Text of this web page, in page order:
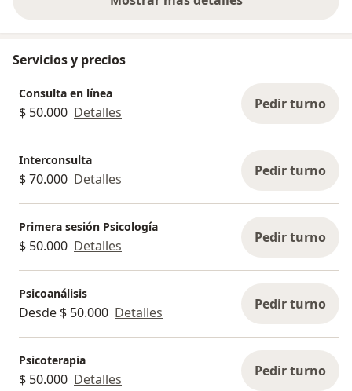
sobre la experiencia
Servicios y precios
Consulta en línea
$ 50.000 Detalles Pedir turno
Interconsulta
$ 70.000 Detalles Pedir turno
Primera sesión Psicología
$ 50.000 Detalles Pedir turno
Psicoanálisis
Desde $ 50.000 Detalles Pedir turno
Psicoterapia
$ 50.000 Detalles Pedir turno